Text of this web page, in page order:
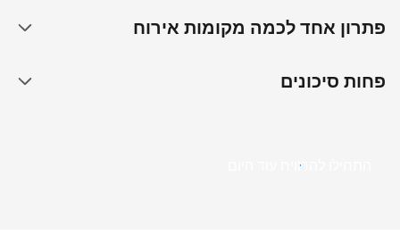
פתרון אחד לכמה מקומות אירוח
פחות סיכונים
התחילו להרוויח עוד היום